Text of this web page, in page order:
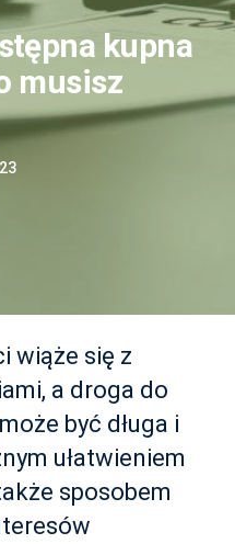
kupna
musisz
wiąże się z
a droga do
być długa i
ułatwieniem
sposobem